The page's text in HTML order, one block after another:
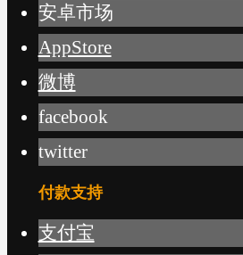
安卓市场
AppStore
微博
facebook
twitter
付款支持
支付宝